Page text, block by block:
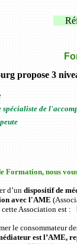
propose 3
spécialiste de
Formation, nous
d’un dispositif de
avec l'AME
Association est :
le consommateur
est l’AME,